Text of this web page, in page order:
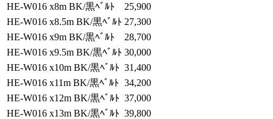
HE-W016 x8m BK/黒ﾍﾞﾙﾄ
25,900
HE-W016 x8.5m BK/黒ﾍﾞﾙﾄ 27,300
HE-W016 x9m BK/黒ﾍﾞﾙﾄ
28,700
HE-W016 x9.5m BK/黒ﾍﾞﾙﾄ 30,000
HE-W016 x10m BK/黒ﾍﾞﾙﾄ 31,400
HE-W016 x11m BK/黒ﾍﾞﾙﾄ 34,200
HE-W016 x12m BK/黒ﾍﾞﾙﾄ 37,000
HE-W016 x13m BK/黒ﾍﾞﾙﾄ 39,800